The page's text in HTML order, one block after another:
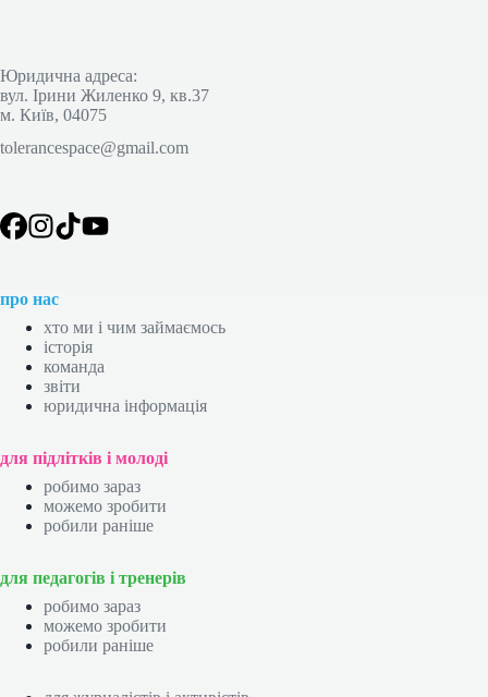
Юридична адреса:
вул. Ірини Жиленко 9, кв.37
м. Київ, 04075
tolerancespace@gmail.com
про нас
хто ми і чим займаємось
історія
команда
звіти
юридична інформація
для підлітків і молоді
робимо зараз
можемо зробити
робили раніше
для педагогів і тренерів
робимо зараз
можемо зробити
робили раніше